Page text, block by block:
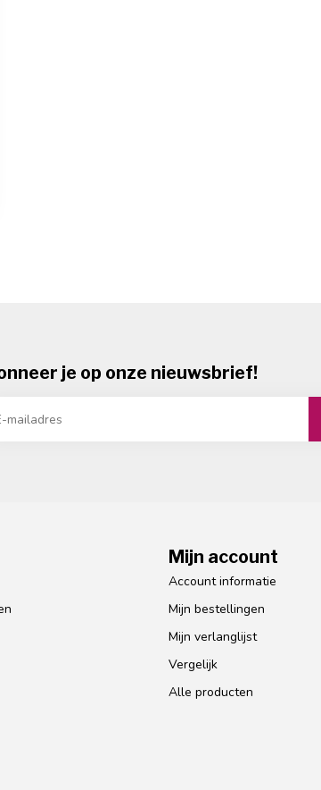
je op onze nieuwsbrief!
Mijn account
Account informatie
Mijn bestellingen
Mijn verlanglijst
Vergelijk
Alle producten